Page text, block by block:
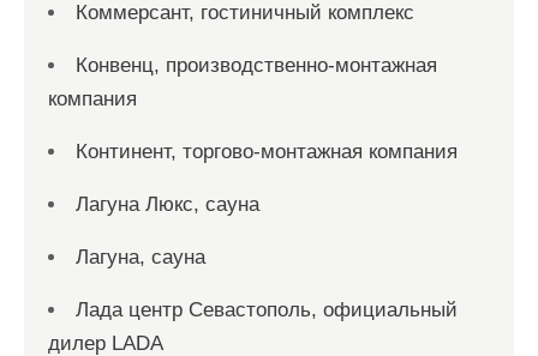
Коммерсант, гостиничный комплекс
Конвенц, производственно-монтажная
компания
Континент, торгово-монтажная компания
Лагуна Люкс, сауна
Лагуна, сауна
Лада центр Севастополь, официальный
дилер LADA